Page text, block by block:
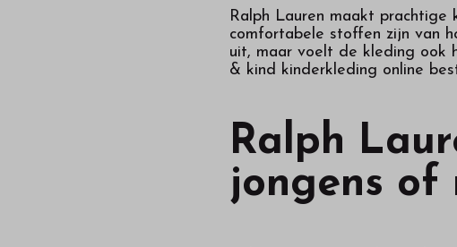
Ralph Lauren maakt prachtige
comfortabele stoffen zijn van
uit, maar voelt de kleding ook
& kind kinderkleding online
Ralph
jongens of